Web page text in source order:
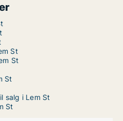
St
St
St
salg i Lem St
St